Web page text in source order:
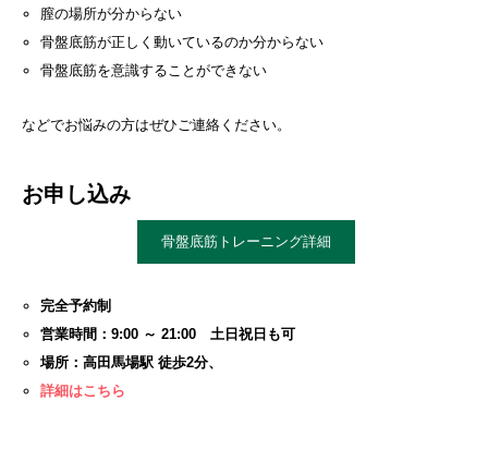
膣の場所が分からない
骨盤底筋が正しく動いているのか分からない
骨盤底筋を意識することができない
などでお悩みの方はぜひご連絡ください。
お申し込み
骨盤底筋トレーニング詳細
完全予約制
営業時間：9:00 ～ 21:00 土日祝日も可
場所：高田馬場駅 徒歩2分、
詳細はこちら